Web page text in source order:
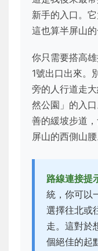
新手的入口。
這也算半屏山的
你只需要搭高
1號出口出來。
旁的人行道走
然公園」的入
善的緩坡步道
屏山的西側山腰
路線連接提
統，你可以
選擇往北或
走。這對於
個絕佳的起